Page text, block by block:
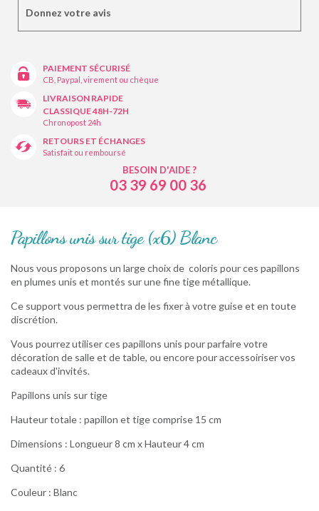
Donnez votre avis
PAIEMENT SÉCURISÉ
CB, Paypal, virement ou chèque
LIVRAISON RAPIDE
CLASSIQUE 48H-72H
Chronopost 24h
RETOURS ET ÉCHANGES
Satisfait ou remboursé
BESOIN D'AIDE ?
03 39 69 00 36
Papillons unis sur tige (x6) Blanc
Nous vous proposons un large choix de coloris pour ces papillons
en plumes unis et montés sur une fine tige métallique.
Ce support vous permettra de les fixer à votre guise et en toute
discrétion.
Vous pourrez utiliser ces papillons unis pour parfaire votre
décoration de salle et de table, ou encore pour accessoiriser vos
cadeaux d'invités.
Papillons unis sur tige
Hauteur totale : papillon et tige comprise 15 cm
Dimensions : Longueur 8 cm x Hauteur 4 cm
Quantité : 6
Couleur : Blanc